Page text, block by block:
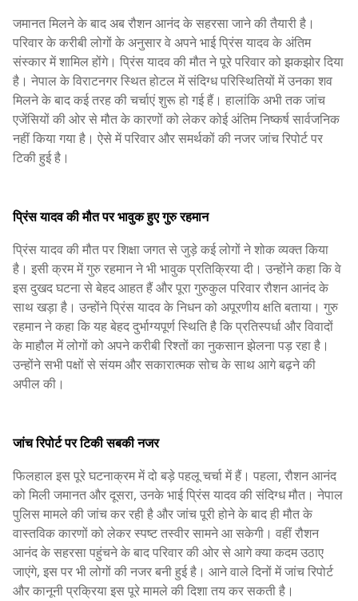
जमानत मिलने के बाद अब रौशन आनंद के सहरसा जाने की तैयारी है।
परिवार के करीबी लोगों के अनुसार वे अपने भाई प्रिंस यादव के अंतिम
संस्कार में शामिल होंगे। प्रिंस यादव की मौत ने पूरे परिवार को झकझोर दिया
है। नेपाल के विराटनगर स्थित होटल में संदिग्ध परिस्थितियों में उनका शव
मिलने के बाद कई तरह की चर्चाएं शुरू हो गई हैं। हालांकि अभी तक जांच
एजेंसियों की ओर से मौत के कारणों को लेकर कोई अंतिम निष्कर्ष सार्वजनिक
नहीं किया गया है। ऐसे में परिवार और समर्थकों की नजर जांच रिपोर्ट पर
टिकी हुई है।
प्रिंस यादव की मौत पर भावुक हुए गुरु रहमान
प्रिंस यादव की मौत पर शिक्षा जगत से जुड़े कई लोगों ने शोक व्यक्त किया
है। इसी क्रम में गुरु रहमान ने भी भावुक प्रतिक्रिया दी। उन्होंने कहा कि वे
इस दुखद घटना से बेहद आहत हैं और पूरा गुरुकुल परिवार रौशन आनंद के
साथ खड़ा है। उन्होंने प्रिंस यादव के निधन को अपूरणीय क्षति बताया। गुरु
रहमान ने कहा कि यह बेहद दुर्भाग्यपूर्ण स्थिति है कि प्रतिस्पर्धा और विवादों
के माहौल में लोगों को अपने करीबी रिश्तों का नुकसान झेलना पड़ रहा है।
उन्होंने सभी पक्षों से संयम और सकारात्मक सोच के साथ आगे बढ़ने की
अपील की।
जांच रिपोर्ट पर टिकी सबकी नजर
फिलहाल इस पूरे घटनाक्रम में दो बड़े पहलू चर्चा में हैं। पहला, रौशन आनंद
को मिली जमानत और दूसरा, उनके भाई प्रिंस यादव की संदिग्ध मौत। नेपाल
पुलिस मामले की जांच कर रही है और जांच पूरी होने के बाद ही मौत के
वास्तविक कारणों को लेकर स्पष्ट तस्वीर सामने आ सकेगी। वहीं रौशन
आनंद के सहरसा पहुंचने के बाद परिवार की ओर से आगे क्या कदम उठाए
जाएंगे, इस पर भी लोगों की नजर बनी हुई है। आने वाले दिनों में जांच रिपोर्ट
और कानूनी प्रक्रिया इस पूरे मामले की दिशा तय कर सकती है।